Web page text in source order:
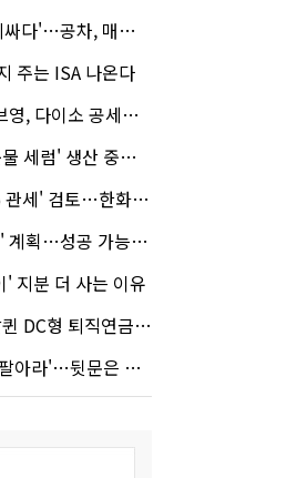
차, 매각 성공할까
주는 ISA 나온다
세에 '가성비'로 맞불
럼' 생산 중단한다
한화큐셀·OCI 영향은?
성공 가능성은 '글쎄'
' 지분 더 사는 이유
직연금…전문가 조언은
'…뒷문은 열었다